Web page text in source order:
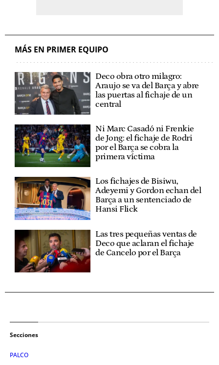
MÁS EN PRIMER EQUIPO
Deco obra otro milagro:
Araujo se va del Barça y abre
las puertas al fichaje de un
central
Ni Marc Casadó ni Frenkie
de Jong: el fichaje de Rodri
por el Barça se cobra la
primera víctima
Los fichajes de Bisiwu,
Adeyemi y Gordon echan del
Barça a un sentenciado de
Hansi Flick
Las tres pequeñas ventas de
Deco que aclaran el fichaje
de Cancelo por el Barça
Secciones
PALCO